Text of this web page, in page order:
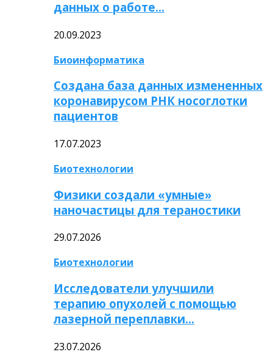
данных о работе…
20.09.2023
Биоинформатика
Создана база данных измененных
коронавирусом РНК носоглотки
пациентов
17.07.2023
Биотехнологии
Физики создали «умные»
наночастицы для тераностики
29.07.2026
Биотехнологии
Исследователи улучшили
терапию опухолей с помощью
лазерной переплавки…
23.07.2026